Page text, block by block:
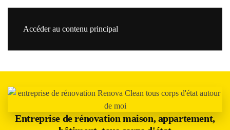
Accéder au contenu principal
Entreprise de rénovation maison, appartement,